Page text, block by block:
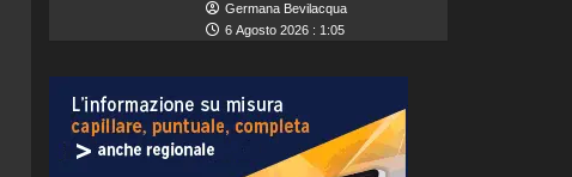
Germana Bevilacqua
6 Agosto 2026 : 1:05